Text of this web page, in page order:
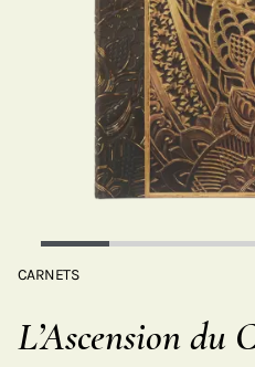
CARNETS
L’Ascension du